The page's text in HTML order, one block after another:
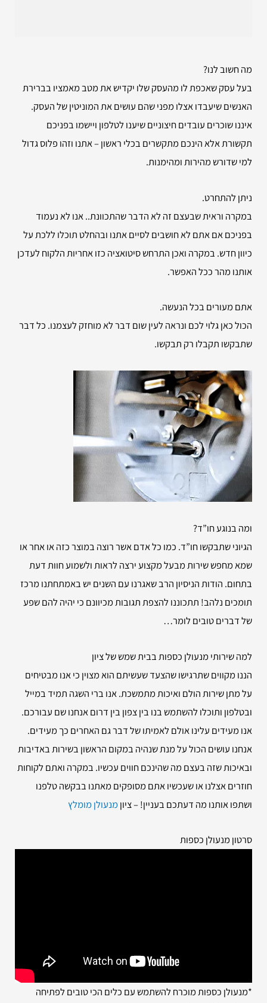
מה חשוב לנו?
בעל עסק שאכפת לו מהעסק שלו יקדיש את מטב מאמציו בברירת
האנשים שיעבדו אצלו מפני שהם עושים את המוניטין של העסק.
איננו שוכרים עובדים חיצוניים שיענו לטלפון ויישמו בפניכם
תקשורת אלא הינכם מתקשרים בכלי ראשון – אתנו וזהו פלוס גדול
למי שדורש מהירות ומהימנות.
ניתן להתחרט.
במקרה וראית שבעצם זה לא הדבר שהתכוונת.. אנו לא נעמוד
בפניכם אם אתם לא חושבים לסיים אתנו ובהחלט תוכלו ללכת על
כיוון חדש. במקרה ואכן התרחש סיטואציה כזו אחריות הלקוח לעדכן
אותנו מהר ככל האפשר.
אתם מעורים בכל הנעשה.
הכול כאן גלוי לכם ונראה לעין שום דבר לא מוחזק לעצמנו. כל דבר
שתבקשו תקבלו רק תבקשו.
ומה בנוגע חו”ד?
הגיוני שתבקשו חו”ד. כמו כל אדם אשר רוצה במוצר כזה או אחר או
שמא מחפש שירות מבעל מקצוע ירצה לראות ולשמוע חוות דעת
בתחום. הודות הניסיון הרב שאגרנו עם השנים יש באמתחתנו מרכז
תומכים נלהב! תתכוננו להצפת תגובות מכיוונם כי יהיה להם שפע
של דברים טובים לומר…
למה שירותי מנעולן כספות בבית שמש של ציון
הננו מקווים שתרגישו שהצעד שעשיתם הוא מצוין כי אנו מבטיחים
על מתן שירות הולם ואיכות מתמשכת. אנו ברי השגה תמיד במייל
ובטלפון ותוכלו להשתמש בנו בין צפון בין דרום אנחנו שם עבורכם.
אנו מעידים עלינו אולם לאמיתו של דבר גם האחרים כך מעידים.
אנחנו עושים הכול על מנת שנהיה במקום הראשון בשירות באדיבות
ובאיכות שזה בעצם מה שהינכם חווים עכשיו. במקרה ואתם לקוחות
חוזרים אצלנו או שעכשיו אתם מסופקים מאתנו בבקשה טלפנו
ושתפו אותנו מה דעתכם בעניין! – ציון מנעולן מומלץ
סרטון מנעולן כספות
*מנעולן כספות מוכרח להשתמש עם כלים הכי טובים לפתיחה